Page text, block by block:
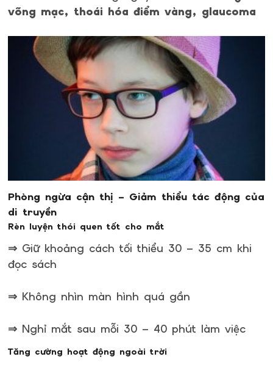
võng mạc, thoái hóa điểm vàng, glaucoma
Phòng ngừa cận thị – Giảm thiểu tác động của
di truyền
Rèn luyện thói quen tốt cho mắt
⇒ Giữ khoảng cách tối thiểu 30 – 35 cm khi
đọc sách
⇒ Không nhìn màn hình quá gần
⇒ Nghỉ mắt sau mỗi 30 – 40 phút làm việc
Tăng cường hoạt động ngoài trời